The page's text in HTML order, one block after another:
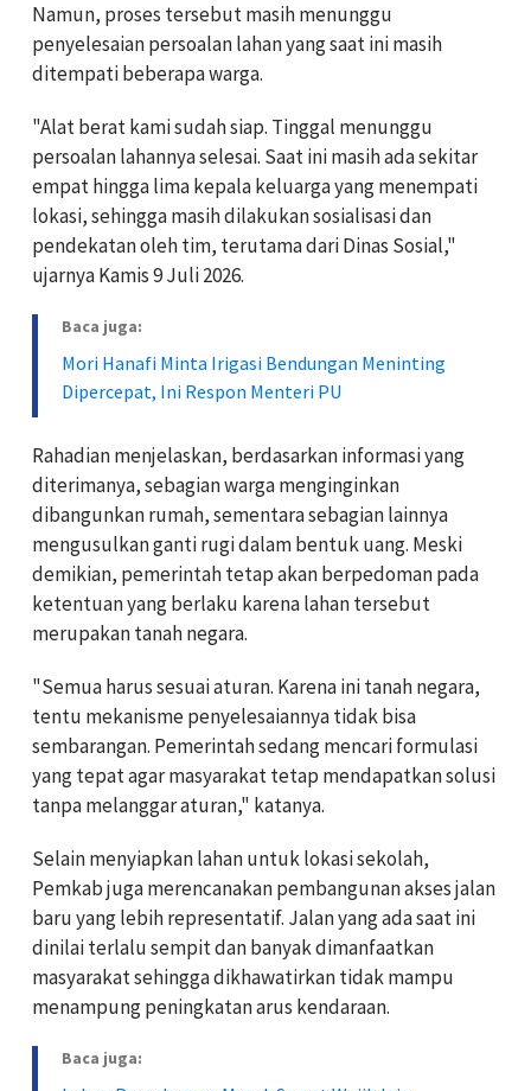
Namun, proses tersebut masih menunggu
penyelesaian persoalan lahan yang saat ini masih
ditempati beberapa warga.
"Alat berat kami sudah siap. Tinggal menunggu
persoalan lahannya selesai. Saat ini masih ada sekitar
empat hingga lima kepala keluarga yang menempati
lokasi, sehingga masih dilakukan sosialisasi dan
pendekatan oleh tim, terutama dari Dinas Sosial,"
ujarnya Kamis 9 Juli 2026.
Baca juga:
Mori Hanafi Minta Irigasi Bendungan Meninting
Dipercepat, Ini Respon Menteri PU
Rahadian menjelaskan, berdasarkan informasi yang
diterimanya, sebagian warga menginginkan
dibangunkan rumah, sementara sebagian lainnya
mengusulkan ganti rugi dalam bentuk uang. Meski
demikian, pemerintah tetap akan berpedoman pada
ketentuan yang berlaku karena lahan tersebut
merupakan tanah negara.
"Semua harus sesuai aturan. Karena ini tanah negara,
tentu mekanisme penyelesaiannya tidak bisa
sembarangan. Pemerintah sedang mencari formulasi
yang tepat agar masyarakat tetap mendapatkan solusi
tanpa melanggar aturan," katanya.
Selain menyiapkan lahan untuk lokasi sekolah,
Pemkab juga merencanakan pembangunan akses jalan
baru yang lebih representatif. Jalan yang ada saat ini
dinilai terlalu sempit dan banyak dimanfaatkan
masyarakat sehingga dikhawatirkan tidak mampu
menampung peningkatan arus kendaraan.
Baca juga: